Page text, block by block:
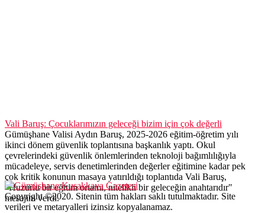
Vali Baruş: Çocuklarımızın geleceği bizim için çok değerli
Gümüşhane Valisi Aydın Baruş, 2025-2026 eğitim-öğretim yılı
ikinci dönem güvenlik toplantısına başkanlık yaptı. Okul
çevrelerindeki güvenlik önlemlerinden teknoloji bağımlılığıyla
mücadeleye, servis denetimlerinden değerler eğitimine kadar pek
çok kritik konunun masaya yatırıldığı toplantıda Vali Baruş,
"Huzurlu bir eğitim ortamı, nitelikli bir geleceğin anahtarıdır"
mesajını verdi.
Copyright ©2020. Sitenin tüm hakları saklı tutulmaktadır. Site
verileri ve metaryalleri izinsiz kopyalanamaz.